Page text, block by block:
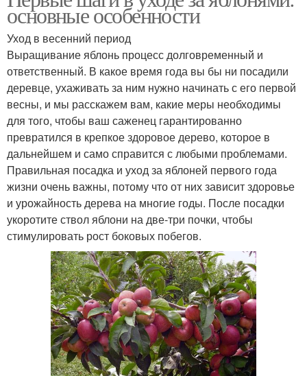
основные особенности
Уход в весенний период
Выращивание яблонь процесс долговременный и
ответственный. В какое время года вы бы ни посадили
деревце, ухаживать за ним нужно начинать с его первой
весны, и мы расскажем вам, какие меры необходимы
для того, чтобы ваш саженец гарантированно
превратился в крепкое здоровое дерево, которое в
дальнейшем и само справится с любыми проблемами.
Правильная посадка и уход за яблоней первого года
жизни очень важны, потому что от них зависит здоровье
и урожайность дерева на многие годы. После посадки
укоротите ствол яблони на две-три почки, чтобы
стимулировать рост боковых побегов.